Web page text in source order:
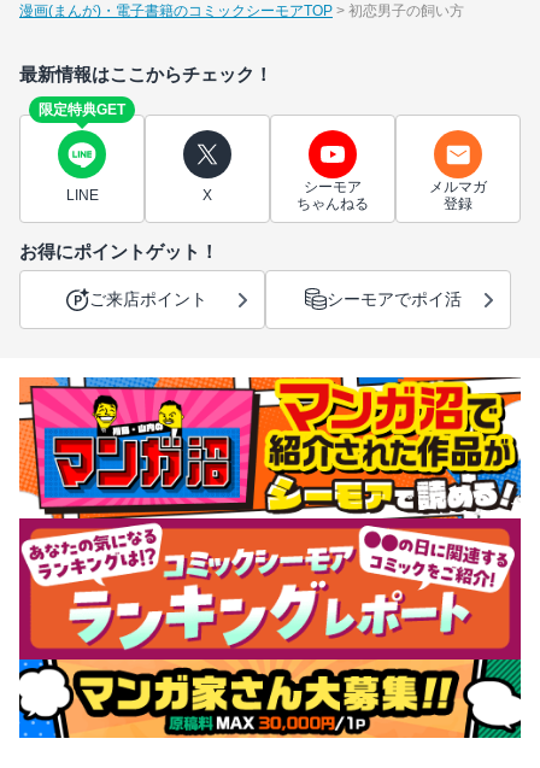
漫画(まんが)・電子書籍のコミックシーモアTOP 初恋男子の飼い方
最新情報はここからチェック！
限定特典GET
LINE X
シーモア
ちゃんねる
メルマガ
登録
お得にポイントゲット！
ご来店ポイント シーモアでポイ活